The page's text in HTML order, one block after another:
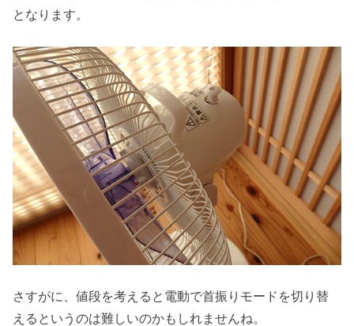
となります。
さすがに、値段を考えると電動で首振りモードを切り替
えるというのは難しいのかもしれませんね。